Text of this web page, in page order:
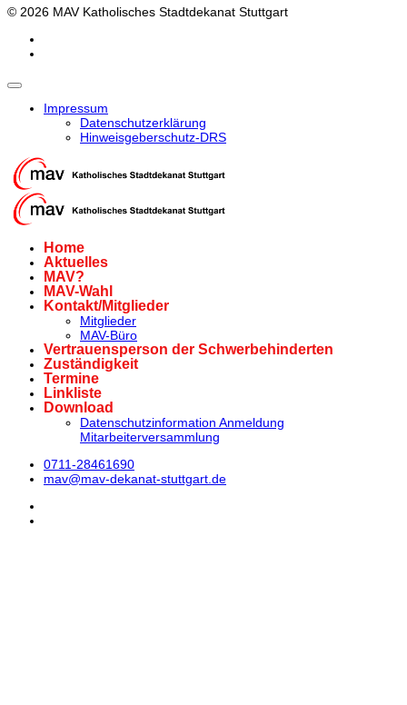
© 2026 MAV Katholisches Stadtdekanat Stuttgart
Impressum
Datenschutzerklärung
Hinweisgeberschutz-DRS
Home
Aktuelles
MAV?
MAV-Wahl
Kontakt/Mitglieder
Mitglieder
MAV-Büro
Vertrauensperson der Schwerbehinderten
Zuständigkeit
Termine
Linkliste
Download
Datenschutzinformation Anmeldung
Mitarbeiterversammlung
0711-28461690
mav@mav-dekanat-stuttgart.de